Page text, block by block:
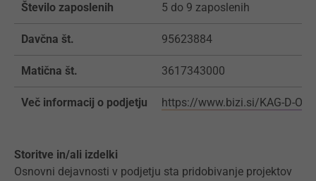
Število zaposlenih 5 do 9 zaposlenih
Davčna št. 95623884
Matična št. 3617343000
Več informacij o podjetju https://www.bizi.si/KAG-D-O-
Storitve in/ali izdelki
Osnovni dejavnosti v podjetju sta pridobivanje projektov